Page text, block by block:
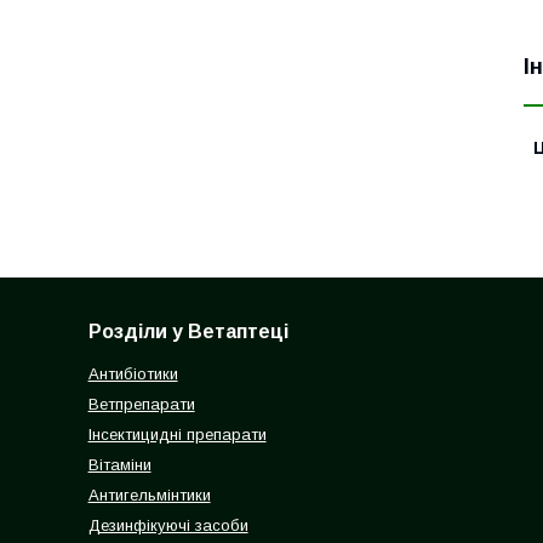
Розділи у Ветаптеці
Антибіотики
Ветпрепарати
Інсектицидні препарати
Вітаміни
Антигельмінтики
Дезинфікуючі засоби